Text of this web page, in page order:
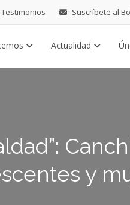
Testimonios Suscríbete al
Actualidad
y